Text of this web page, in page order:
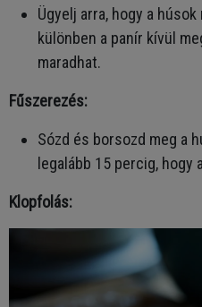
Ügyelj arra, hogy a
különben a panír kívül
maradhat.
Fűszerezés:
Sózd és borsozd meg a
legalább 15 percig,
Klopfolás: